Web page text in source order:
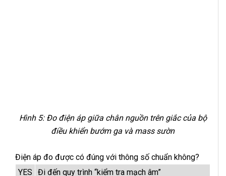
Hình 5: Đo điện áp giữa chân nguồn trên giắc của bộ
điều khiển bướm ga và mass sườn
Điện áp đo được có đúng với thông số chuẩn không?
YES
Đi đến quy trình “kiểm tra mạch âm”